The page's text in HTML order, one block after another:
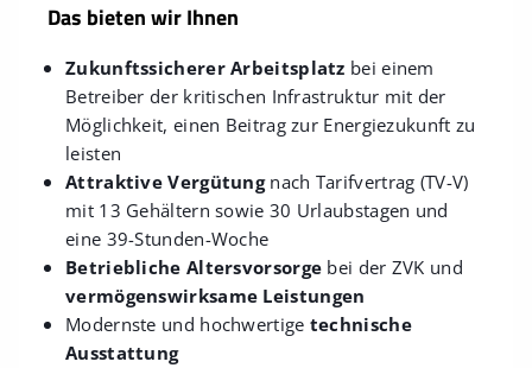
Das bieten wir Ihnen
Zukunftssicherer Arbeitsplatz bei einem
Betreiber der kritischen Infrastruktur mit der
Möglichkeit, einen Beitrag zur Energiezukunft zu
leisten
Attraktive Vergütungnach Tarifvertrag (TV-V)
mit 13 Gehältern sowie 30 Urlaubstagen und
eine 39-Stunden-Woche
Betriebliche Altersvorsorge bei der ZVK und
vermögenswirksame Leistungen
Modernste und hochwertige technische
Ausstattung